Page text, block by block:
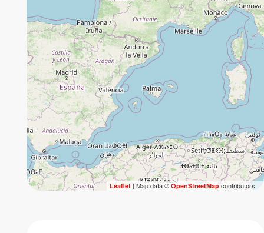
Leaflet| Map data ©OpenStreetMapcontributors